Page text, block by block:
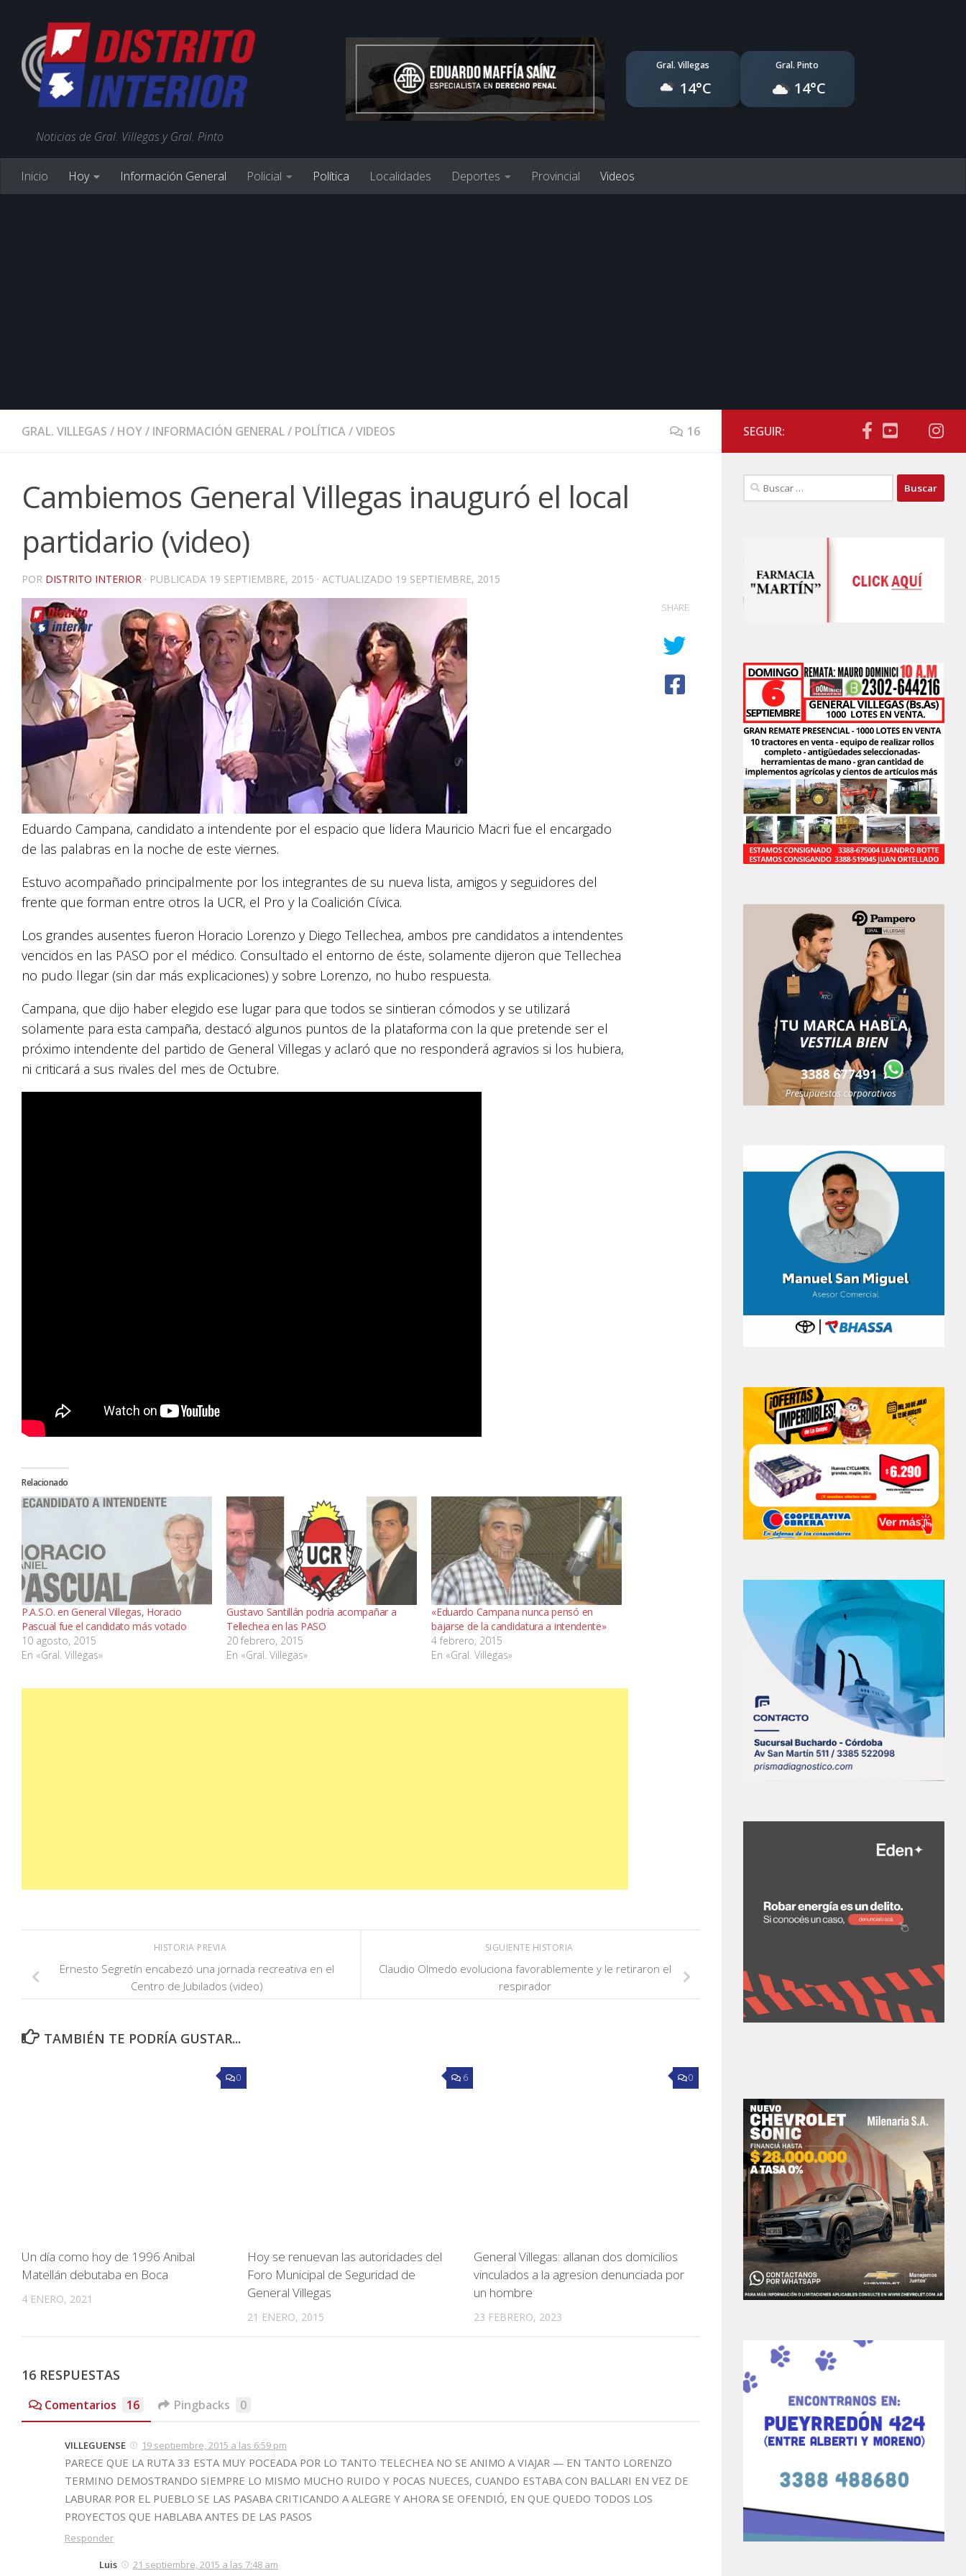
Noticias de Gral. Villegas y Gral. Pinto
Gral. Villegas
14°C
Gral. Pinto
14°C
Inicio Hoy Información General Policial Política Localidades Deportes Provincial Videos
GRAL. VILLEGAS / HOY/ INFORMACIÓN GENERAL/ POLÍTICA/VIDEOS 16
Cambiemos General Villegas inauguró el local
partidario (video)
POR DISTRITO INTERIOR · PUBLICADA 19 SEPTIEMBRE, 2015 · ACTUALIZADO 19 SEPTIEMBRE, 2015
Eduardo Campana, candidato a intendente por el espacio que lidera Mauricio Macri fue el encargado
de las palabras en la noche de este viernes.
Estuvo acompañado principalmente por los integrantes de su nueva lista, amigos y seguidores del
frente que forman entre otros la UCR, el Pro y la Coalición Cívica.
Los grandes ausentes fueron Horacio Lorenzo y Diego Tellechea, ambos pre candidatos a intendentes
vencidos en las PASO por el médico. Consultado el entorno de éste, solamente dijeron que Tellechea
no pudo llegar (sin dar más explicaciones) y sobre Lorenzo, no hubo respuesta.
Campana, que dijo haber elegido ese lugar para que todos se sintieran cómodos y se utilizará
solamente para esta campaña, destacó algunos puntos de la plataforma con la que pretende ser el
próximo intendente del partido de General Villegas y aclaró que no responderá agravios si los hubiera,
ni criticará a sus rivales del mes de Octubre.
Relacionado
P.A.S.O. en General Villegas, Horacio
Pascual fue el candidato más votado
10 agosto, 2015
En «Gral. Villegas»
Gustavo Santillán podría acompañar a
Tellechea en las PASO
20 febrero, 2015
En «Gral. Villegas»
«Eduardo Campana nunca pensó en
bajarse de la candidatura a intendente»
4 febrero, 2015
En «Gral. Villegas»
SHARE
SIGUIENTE HISTORIA
Claudio Olmedo evoluciona favorablemente y le retiraron el
respirador
HISTORIA PREVIA
Ernesto Segretín encabezó una jornada recreativa en el
Centro de Jubilados (video)
TAMBIÉN TE PODRÍA GUSTAR...
0
Un día como hoy de 1996 Anibal
Matellán debutaba en Boca
4 ENERO, 2021
6
Hoy se renuevan las autoridades del
Foro Municipal de Seguridad de
General Villegas
21 ENERO, 2015
0
General Villegas: allanan dos domicilios
vinculados a la agresion denunciada por
un hombre
23 FEBRERO, 2023
16 RESPUESTAS
Comentarios 16 Pingbacks 0
VILLEGUENSE 19 septiembre, 2015 a las 6:59 pm
PARECE QUE LA RUTA 33 ESTA MUY POCEADA POR LO TANTO TELECHEA NO SE ANIMO A VIAJAR — EN TANTO LORENZO
TERMINO DEMOSTRANDO SIEMPRE LO MISMO MUCHO RUIDO Y POCAS NUECES, CUANDO ESTABA CON BALLARI EN VEZ DE
LABURAR POR EL PUEBLO SE LAS PASABA CRITICANDO A ALEGRE Y AHORA SE OFENDIÓ, EN QUE QUEDO TODOS LOS
PROYECTOS QUE HABLABA ANTES DE LAS PASOS
Responder
Luis 21 septiembre, 2015 a las 7:48 am
SEGUIR:
Buscar: